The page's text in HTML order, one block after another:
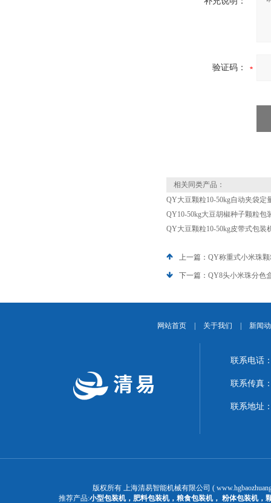
验证码：
相关同类产品：
QY大豆颗粒10-50kg自动夹袋定
QY10-50kg大豆胡椒种子颗粒包
QY大豆颗粒10-50kg皮带式包装
上一篇： QY称重式小米珠
下一篇： QY8头小米珠分色
网站首页 关于我们 新闻
联系电话
联系传真
联系地址
版权所有 上海清易智能机械有限公司 (
推荐产品:小型包装机， 肥料包装机， 粮食包装机， 粉体包装机，